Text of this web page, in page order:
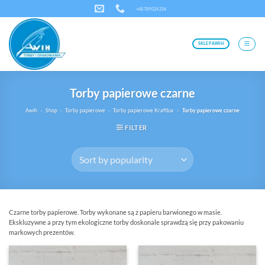
content
+48 789 024 254
SKLEP AWIH
Torby papierowe czarne
Awih » Shop » Torby papierowe » Torby papierowe Kraftlux » Torby papierowe czarne
FILTER
Czarne torby papierowe. Torby wykonane są z papieru barwionego w masie.
Ekskluzywne a przy tym ekologiczne torby doskonale sprawdzą się przy pakowaniu
markowych prezentów.